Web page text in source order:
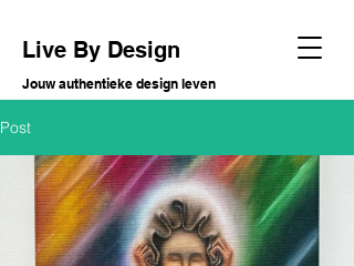
Live By Design
Jouw authentieke design leven
Post